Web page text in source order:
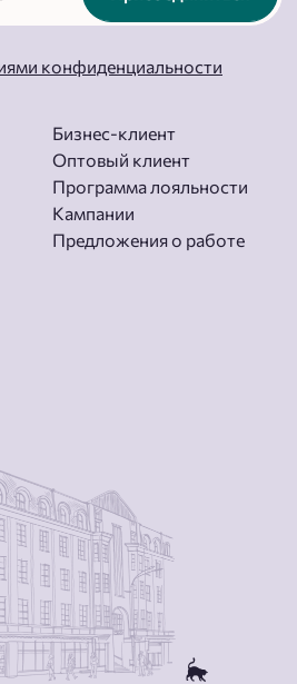
конфиденциальности
Бизнес-клиент
Оптовый клиент
Программа лояльности
Кампании
Предложения о работе